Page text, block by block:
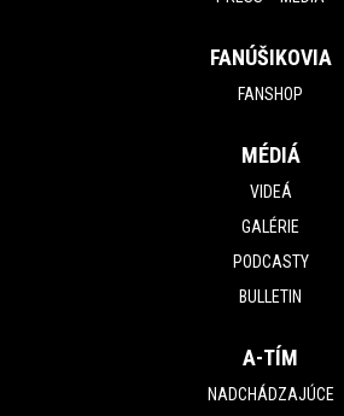
FANÚŠIKOVIA
FANSHOP
MÉDIÁ
VIDEÁ
GALÉRIE
PODCASTY
BULLETIN
A-TÍM
NADCHÁDZAJÚCE